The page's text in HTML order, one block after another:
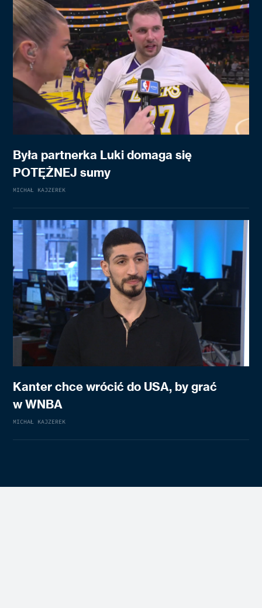
Była partnerka Luki domaga się
POTĘŻNEJ sumy
MICHAŁ KAJZEREK
Kanter chce wrócić do USA, by grać
w WNBA
MICHAŁ KAJZEREK